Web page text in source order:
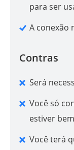
para ser
A conexão
Contras
Será
Você só
estiver
Você terá